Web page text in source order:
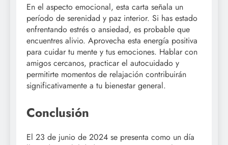
En el aspecto emocional, esta carta señala un
período de serenidad y paz interior. Si has estado
enfrentando estrés o ansiedad, es probable que
encuentres alivio. Aprovecha esta energía positiva
para cuidar tu mente y tus emociones. Hablar con
amigos cercanos, practicar el autocuidado y
permitirte momentos de relajación contribuirán
significativamente a tu bienestar general.
Conclusión
El 23 de junio de 2024 se presenta como un día